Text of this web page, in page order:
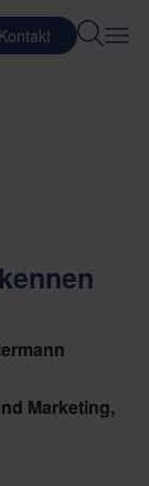
Kontakt
Marketing,